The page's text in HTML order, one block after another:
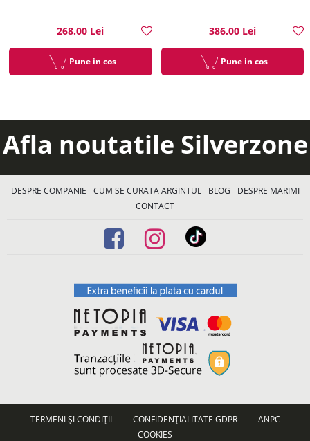
268.00 Lei
Pune in cos
386.00 Lei
Pune in cos
Afla noutatile Silverzone
DESPRE COMPANIE CUM SE CURATA ARGINTUL BLOG
DESPRE MARIMI
CONTACT
TERMENI ȘI CONDIȚII CONFIDENȚIALITATE GDPR
ANPC
COOKIES